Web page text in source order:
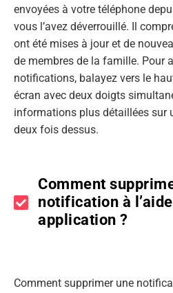
envoyées à votre téléphone
vous l’avez déverrouillé. Il
ont été mises à jour et de
de membres de la famille. Pour
notifications, balayez vers le
écran avec deux doigts
informations plus détaillées sur
deux fois dessus.
Comment
notification à l’aide
application ?
Comment supprimer une